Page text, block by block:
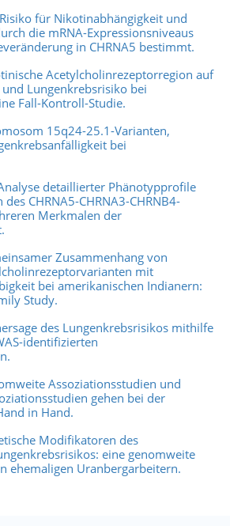
für Nikotinabhängigkeit und
die mRNA-Expressionsniveaus
in CHRNA5 bestimmt.
Acetylcholinrezeptorregion auf
Lungenkrebsrisiko bei
Fall-Kontroll-Studie.
15q24-25.1-Varianten,
bei
detaillierter Phänotypprofile
CHRNA5-CHRNA3-CHRNB4-
Merkmalen der
Zusammenhang von
mit
bei amerikanischen Indianern:
Study.
des Lungenkrebsrisikos mithilfe
identifizierten
Assoziationsstudien und
gehen bei der
in Hand.
Modifikatoren des
eine genomweite
ehemaligen Uranbergarbeitern.